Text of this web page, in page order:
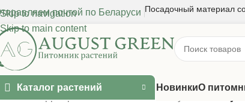
Skip to navigation
Skip to main content
почтой по Беларуси Посадочный материал
Каталог растений НовинкиО